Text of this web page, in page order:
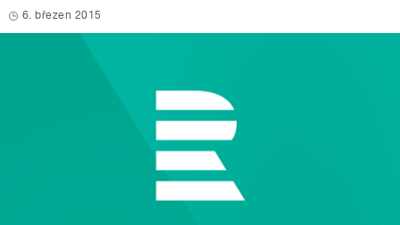
6. březen 2015